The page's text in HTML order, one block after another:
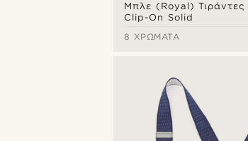
Μπλε (Royal) Τιράντες
Clip-On Solid
8 ΧΡΏΜΑΤΑ